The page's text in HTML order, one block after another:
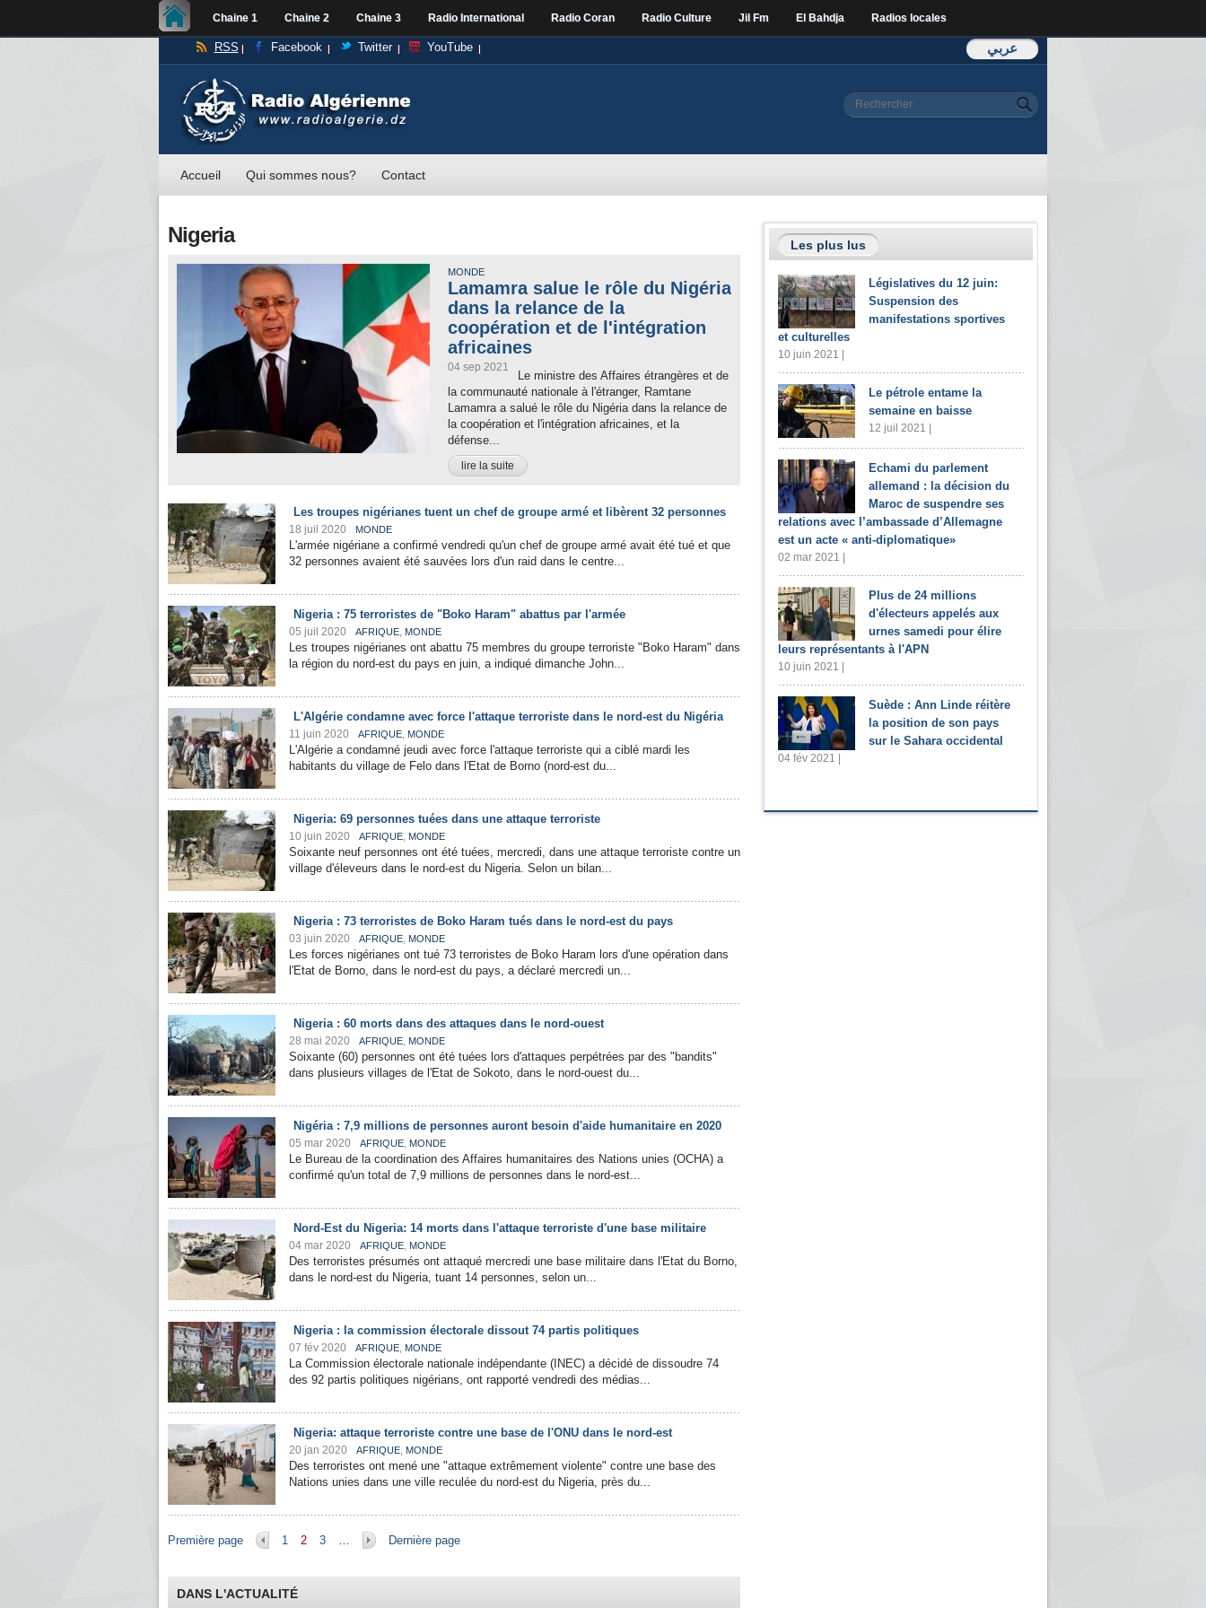
Chaine 1 Chaine 2 Chaine 3 Radio International Radio Coran Radio Culture Jil Fm El Bahdja Radios locales
عربي RSS Facebook Twitter YouTube
Formulaire de
Rechercher
Accueil Qui sommes nous? Contact
Nigeria
MONDE
Lamamra salue le rôle du Nigéria
dans la relance de la
coopération et de l'intégration
africaines
04 sep 2021
Le ministre des Affaires étrangères et de
la communauté nationale à l'étranger, Ramtane
Lamamra a salué le rôle du Nigéria dans la relance de
la coopération et l'intégration africaines, et la
défense...
lire la suite
Les troupes nigérianes tuent un chef de groupe armé et libèrent 32 personnes
18 juil 2020 MONDE
L'armée nigériane a confirmé vendredi qu'un chef de groupe armé avait été tué et que
32 personnes avaient été sauvées lors d'un raid dans le centre...
Nigeria : 75 terroristes de "Boko Haram" abattus par l'armée
05 juil 2020 AFRIQUE, MONDE
Les troupes nigérianes ont abattu 75 membres du groupe terroriste "Boko Haram" dans
la région du nord-est du pays en juin, a indiqué dimanche John...
L'Algérie condamne avec force l'attaque terroriste dans le nord-est du Nigéria
11 juin 2020 AFRIQUE, MONDE
L'Algérie a condamné jeudi avec force l'attaque terroriste qui a ciblé mardi les
habitants du village de Felo dans l'Etat de Borno (nord-est du...
Nigeria: 69 personnes tuées dans une attaque terroriste
10 juin 2020 AFRIQUE, MONDE
Soixante neuf personnes ont été tuées, mercredi, dans une attaque terroriste contre un
village d'éleveurs dans le nord-est du Nigeria. Selon un bilan...
Nigeria : 73 terroristes de Boko Haram tués dans le nord-est du pays
03 juin 2020 AFRIQUE, MONDE
Les forces nigérianes ont tué 73 terroristes de Boko Haram lors d'une opération dans
l'Etat de Borno, dans le nord-est du pays, a déclaré mercredi un...
Nigeria : 60 morts dans des attaques dans le nord-ouest
28 mai 2020 AFRIQUE, MONDE
Soixante (60) personnes ont été tuées lors d'attaques perpétrées par des "bandits"
dans plusieurs villages de l'Etat de Sokoto, dans le nord-ouest du...
Nigéria : 7,9 millions de personnes auront besoin d'aide humanitaire en 2020
05 mar 2020 AFRIQUE, MONDE
Le Bureau de la coordination des Affaires humanitaires des Nations unies (OCHA) a
confirmé qu'un total de 7,9 millions de personnes dans le nord-est...
Nord-Est du Nigeria: 14 morts dans l'attaque terroriste d'une base militaire
04 mar 2020 AFRIQUE, MONDE
Des terroristes présumés ont attaqué mercredi une base militaire dans l'Etat du Borno,
dans le nord-est du Nigeria, tuant 14 personnes, selon un...
Nigeria : la commission électorale dissout 74 partis politiques
07 fév 2020 AFRIQUE, MONDE
La Commission électorale nationale indépendante (INEC) a décidé de dissoudre 74
des 92 partis politiques nigérians, ont rapporté vendredi des médias...
Nigeria: attaque terroriste contre une base de l'ONU dans le nord-est
20 jan 2020 AFRIQUE, MONDE
Des terroristes ont mené une "attaque extrêmement violente" contre une base des
Nations unies dans une ville reculée du nord-est du Nigeria, près du...
Pages
Première page 1 2 3 … Dernière page
DANS L'ACTUALITÉ
Les plus lus
Législatives du 12 juin:
Suspension des
manifestations sportives
et culturelles
10 juin 2021 |
Le pétrole entame la
semaine en baisse
12 juil 2021 |
Echami du parlement
allemand : la décision du
Maroc de suspendre ses
relations avec l’ambassade d’Allemagne
est un acte « anti-diplomatique»
02 mar 2021 |
Plus de 24 millions
d'électeurs appelés aux
urnes samedi pour élire
leurs représentants à l'APN
10 juin 2021 |
Suède : Ann Linde réitère
la position de son pays
sur le Sahara occidental
04 fév 2021 |